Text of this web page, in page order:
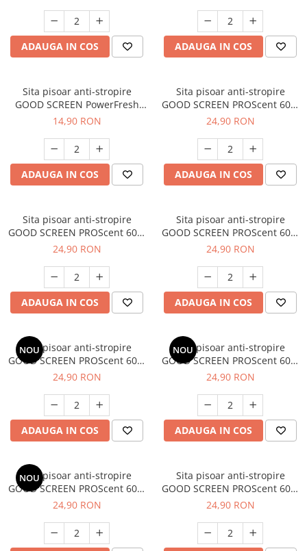
ADAUGA IN COS ADAUGA IN COS
Sita pisoar anti-stropire
GOOD SCREEN PowerFresh
30+, Citrus
14,90 RON
ADAUGA IN COS
Sita pisoar anti-stropire
GOOD SCREEN PROScent 60+,
Melon
24,90 RON
ADAUGA IN COS
Sita pisoar anti-stropire
GOOD SCREEN PROScent 60+,
Purple Berry
24,90 RON
ADAUGA IN COS
Sita pisoar anti-stropire
GOOD SCREEN PROScent 60+,
Green Apple
24,90 RON
ADAUGA IN COS
NOU
Sita pisoar anti-stropire
GOOD SCREEN PROScent 60+,
Fresh Breeze
24,90 RON
ADAUGA IN COS
NOU
Sita pisoar anti-stropire
GOOD SCREEN PROScent 60+,
Tropical Fruit
24,90 RON
ADAUGA IN COS
NOU
Sita pisoar anti-stropire
GOOD SCREEN PROScent 60+,
Ice Mint
24,90 RON
Sita pisoar anti-stropire
GOOD SCREEN PROScent 60+,
Pine Fresh
24,90 RON